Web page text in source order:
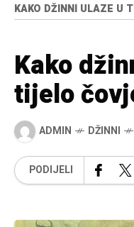
KAKO DŽINNI ULAZE U
Kako
tijelo
ADMIN DŽINNI
PODIJELI